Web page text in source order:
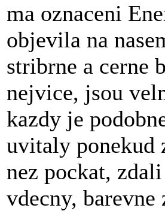
ma oznaceni
objevila na
stribrne a cerne
nejvice, jsou
kazdy je
uvitaly ponekud
nez pockat,
vdecny,